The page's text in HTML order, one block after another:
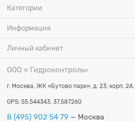
Категории
Информация
Личный кабинет
ООО « Гидроконтроль»
г. Москва, ЖК «Бутово парк», д. 23, корп. 2А.
GPS: 55.544343, 37.587260
8 (495) 902 54 79 — Москва